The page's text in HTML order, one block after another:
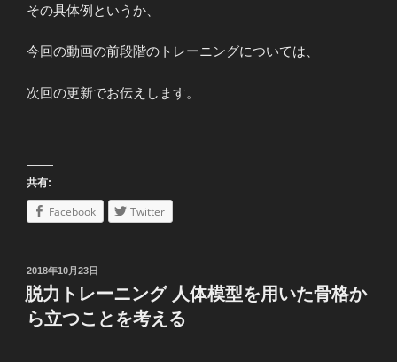
その具体例というか、
今回の動画の前段階のトレーニングについては、
次回の更新でお伝えします。
共有:
Facebook Twitter
投
稿
日:
2018年10月23日
脱力トレーニング 人体模型を用いた骨格か
ら立つことを考える